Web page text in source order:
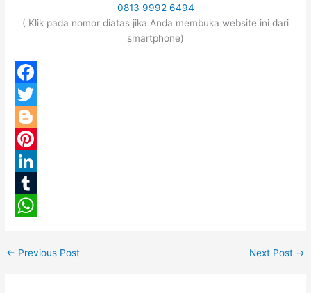
0813 9992 6494
( Klik pada nomor diatas jika Anda membuka website ini dari
smartphone)
F
a
c
e
o
k
T
w
t
B
g
e
P
n
ek
T
m
h
← Previous Post Next Post →